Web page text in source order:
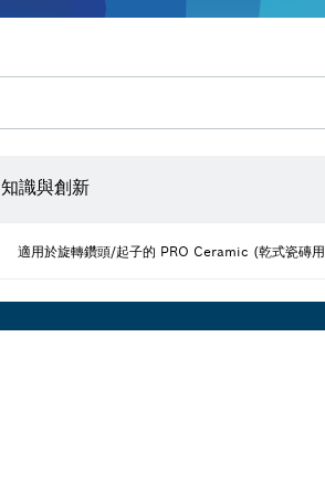
知識與創新
適用於旋轉鑽頭/起子的 PRO Ceramic (乾式瓷磚